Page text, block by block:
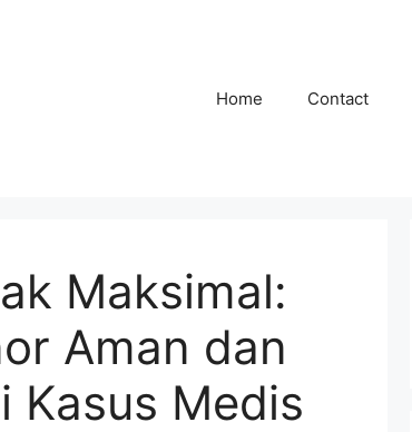
Home Contact
Maksimal:
Aman dan
Kasus Medis